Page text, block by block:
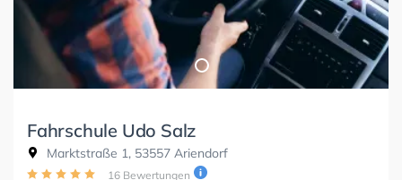
Fahrschule Udo Salz
Marktstraße 1, 53557 Ariendorf
16 Bewertungen